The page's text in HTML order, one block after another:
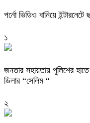
পর্নো ভিডিও বানিয়ে
১
জনতার সহায়তায় পুলিশের
ডিলার “সেলিম “
২